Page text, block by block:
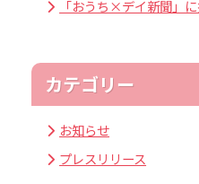
「おうち×デイ新聞」に
カテゴリー
お知らせ
プレスリリース